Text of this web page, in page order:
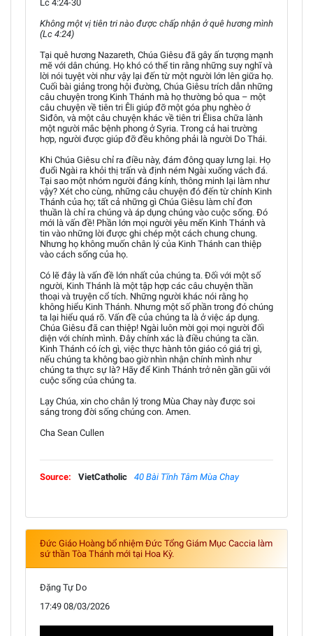
Lc 4:24-30
Không một vị tiên tri nào được chấp nhận ở quê hương mình
(Lc 4:24)
Tại quê hương Nazareth, Chúa Giêsu đã gây ấn tượng mạnh
mẽ với dân chúng. Họ khó có thể tin rằng những suy nghĩ và
lời nói tuyệt vời như vậy lại đến từ một người lớn lên giữa họ.
Cuối bài giảng trong hội đường, Chúa Giêsu trích dẫn những
câu chuyện trong Kinh Thánh mà họ thường bỏ qua – một
câu chuyện về tiên tri Êli giúp đỡ một góa phụ nghèo ở
Siđôn, và một câu chuyện khác về tiên tri Êlisa chữa lành
một người mắc bệnh phong ở Syria. Trong cả hai trường
hợp, người được giúp đỡ đều không phải là người Do Thái.
Khi Chúa Giêsu chỉ ra điều này, đám đông quay lưng lại. Họ
đuổi Ngài ra khỏi thị trấn và định ném Ngài xuống vách đá.
Tại sao một nhóm người đáng kính, thông minh lại làm như
vậy? Xét cho cùng, những câu chuyện đó đến từ chính Kinh
Thánh của họ; tất cả những gì Chúa Giêsu làm chỉ đơn
thuần là chỉ ra chúng và áp dụng chúng vào cuộc sống. Đó
mới là vấn đề! Phần lớn mọi người yêu mến Kinh Thánh và
tin vào những lời được ghi chép một cách chung chung.
Nhưng họ không muốn chân lý của Kinh Thánh can thiệp
vào cách sống của họ.
Có lẽ đây là vấn đề lớn nhất của chúng ta. Đối với một số
người, Kinh Thánh là một tập hợp các câu chuyện thần
thoại và truyện cổ tích. Những người khác nói rằng họ
không hiểu Kinh Thánh. Nhưng một số phần trong đó chúng
ta lại hiểu quá rõ. Vấn đề của chúng ta là ở việc áp dụng.
Chúa Giêsu đã can thiệp! Ngài luôn mời gọi mọi người đối
diện với chính mình. Đây chính xác là điều chúng ta cần.
Kinh Thánh có ích gì, việc thực hành tôn giáo có giá trị gì,
nếu chúng ta không bao giờ nhìn nhận chính mình như
chúng ta thực sự là? Hãy để Kinh Thánh trở nên gần gũi với
cuộc sống của chúng ta.
Lạy Chúa, xin cho chân lý trong Mùa Chay này được soi
sáng trong đời sống chúng con. Amen.
Cha Sean Cullen
Source: VietCatholic 40 Bài Tĩnh Tâm Mùa Chay
Đức Giáo Hoàng bổ nhiệm Đức Tổng Giám Mục Caccia làm
sứ thần Tòa Thánh mới tại Hoa Kỳ.
Đặng Tự Do
17:49 08/03/2026